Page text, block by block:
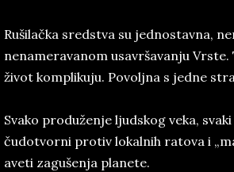
Rušilačka sredstva su jednostavna,
nenameravanom usavršavanju
život komplikuju. Povoljna s jedne
Svako produženje ljudskog veka,
čudotvorni protiv lokalnih ratova i
aveti zagušenja planete.